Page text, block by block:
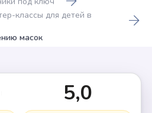
классы для детей в
масок
5,0